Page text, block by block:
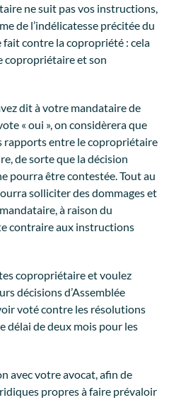
ne suit pas vos instructions,
de l’indélicatesse précitée du
contre la copropriété : cela
copropriétaire et son
dit à votre mandataire de
« oui », on considèrera que
rapports entre le copropriétaire
de sorte que la décision
pourra être contestée. Tout au
solliciter des dommages et
à raison du
contraire aux instructions
copropriétaire et voulez
décisions d’Assemblée
voté contre les résolutions
délai de deux mois pour les
avec votre avocat, afin de
propres à faire prévaloir